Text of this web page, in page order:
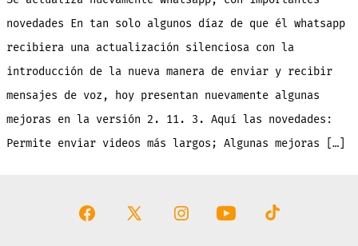
importantes
novedades En tan solo algunos díaz de que él whatsapp
recibiera una actualización silenciosa con la
introducción de la nueva manera de enviar y recibir
mensajes de voz, hoy presentan nuevamente algunas
mejoras en la versión 2. 11. 3. Aquí las novedades:
Permite enviar videos más largos; Algunas mejoras […]
Abrir
Abrir
Abrir
Abrir
Abrir